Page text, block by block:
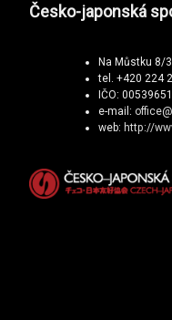
Česko-japonská
Na Můstku 8/
tel. +420 224
IČO: 00539651
e-mail:
web: http://